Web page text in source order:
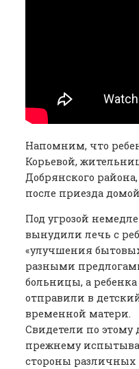
Напомним, что
Корьевой,
Добрянского
после приезда
Под угрозой
вынудили лечь с
«улучшения
разными
больницы, а
отправили в
временной матери.
Свидетели по этому
прежнему
стороны различных